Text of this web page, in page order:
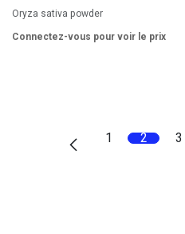
Oryza sativa powder
Connectez-vous pour voir le prix
1 2 3